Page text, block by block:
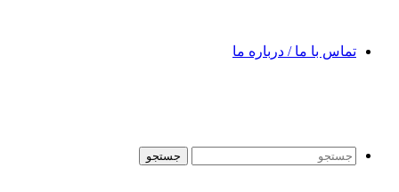
تماس با ما / درباره ما
جستجو